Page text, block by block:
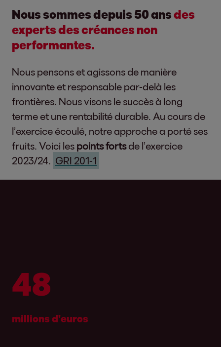
Nous sommes depuis 50 ansdes
experts des créances non
performantes.
Nous pensons et agissons de manière
innovante et responsable par-delà les
frontières. Nous visons le succès à long
terme et une rentabilité durable. Au cours de
l’exercice écoulé, notre approche a porté ses
fruits. Voici les points fortsde l’exercice
2023/24. GRI 201-1
millions d’euros
672